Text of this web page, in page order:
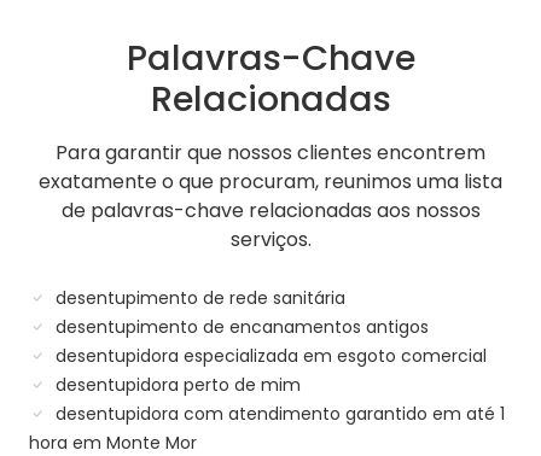
Palavras-Chave
Relacionadas
Para garantir que nossos clientes encontrem
exatamente o que procuram, reunimos uma lista
de palavras-chave relacionadas aos nossos
serviços.
desentupimento de rede sanitária
desentupimento de encanamentos antigos
desentupidora especializada em esgoto comercial
desentupidora perto de mim
desentupidora com atendimento garantido em até 1
hora em Monte Mor